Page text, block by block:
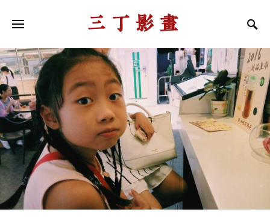
三丁影画